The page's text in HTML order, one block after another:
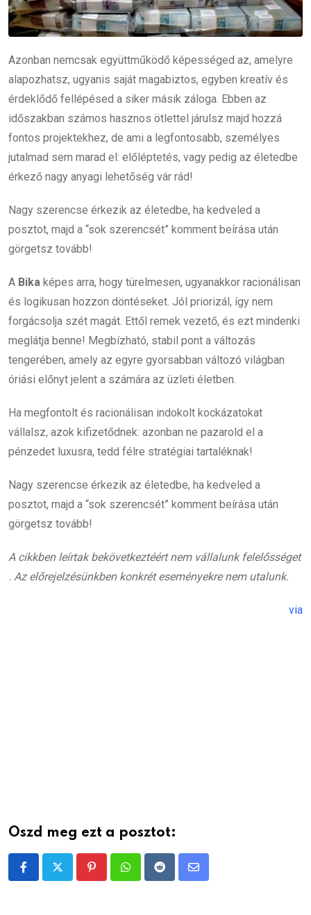
Azonban nemcsak együttműködő képességed az, amelyre
alapozhatsz, ugyanis saját magabiztos, egyben kreatív és
érdeklődő fellépésed a siker másik záloga. Ebben az
időszakban számos hasznos ötlettel járulsz majd hozzá
fontos projektekhez, de ami a legfontosabb, személyes
jutalmad sem marad el: előléptetés, vagy pedig az életedbe
érkező nagy anyagi lehetőség vár rád!
Nagy szerencse érkezik az életedbe, ha kedveled a
posztot, majd a “sok szerencsét” komment beírása után
görgetsz tovább!
A Bika képes arra, hogy türelmesen, ugyanakkor racionálisan
és logikusan hozzon döntéseket. Jól priorizál, így nem
forgácsolja szét magát. Ettől remek vezető, és ezt mindenki
meglátja benne! Megbízható, stabil pont a változás
tengerében, amely az egyre gyorsabban változó világban
óriási előnyt jelent a számára az üzleti életben.
Ha megfontolt és racionálisan indokolt kockázatokat
vállalsz, azok kifizetődnek: azonban ne pazarold el a
pénzedet luxusra, tedd félre stratégiai tartaléknak!
Nagy szerencse érkezik az életedbe, ha kedveled a
posztot, majd a “sok szerencsét” komment beírása után
görgetsz tovább!
A cikkben leírtak bekövetkeztéért nem vállalunk felelősséget
. Az előrejelzésünkben konkrét eseményekre nem utalunk.
via
Oszd meg ezt a posztot:
PinterestWhatsappRedditShare